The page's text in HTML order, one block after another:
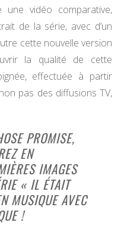
vidéo comparative,
de la série, avec d’un
cette nouvelle version
la qualité de cette
effectuée à partir
pas des diffusions TV,
PROMISE,
EN
IMAGES
« IL ÉTAIT
MUSIQUE AVEC
!